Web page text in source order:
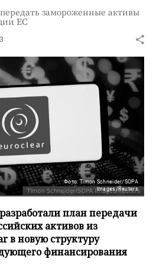
замороженные активы
ЕС
Фото: Timon Schneider/SOPA
Images/Reuters
план передачи
активов из
в новую структуру
финансирования